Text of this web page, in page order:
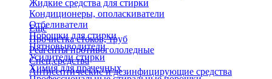
Жидкие средства для стирки
Кондиционеры, ополаскиватели
Отбеливатели
Порошки для стирки
Пятновыводители
Усилители стирки
Химия для прачечных
Еще
Прочистка стоков, труб
Реагенты противогололедные
Спец.средства
Антисептические и дезинфицирующие средства